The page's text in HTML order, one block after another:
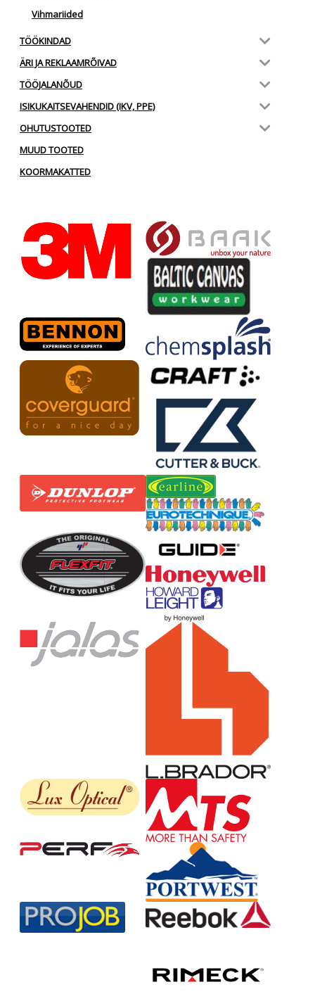
Vihmariided
TÖÖKINDAD
ÄRI JA REKLAAMRÕIVAD
TÖÖJALANÕUD
ISIKUKAITSEVAHENDID (IKV, PPE)
OHUTUSTOOTED
MUUD TOOTED
KOORMAKATTED